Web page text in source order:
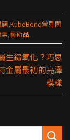
,KubeBond常見問
,藝術品.
生鏽氧化？巧思
金屬最初的亮澤
模樣